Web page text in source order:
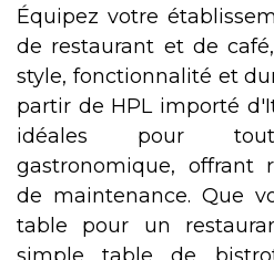
Équipez votre
de restaurant et de
style, fonctionnalité et
partir de HPL importé
idéales pour tout
gastronomique, offrant
de maintenance. Que
table pour un